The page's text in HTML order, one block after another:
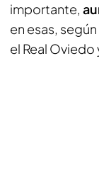
importante,
en esas, según
el Real